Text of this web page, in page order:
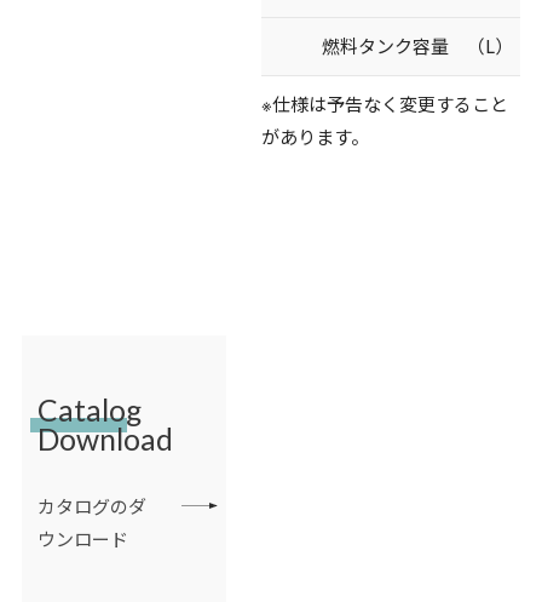
燃料タンク容量 （L）
※仕様は予告なく変更すること
があります。
Catalog
Download
カタログのダ
ウンロード